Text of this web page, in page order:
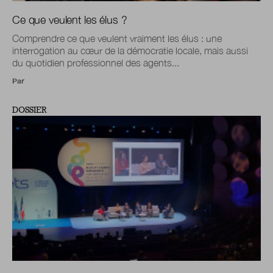
Ce que veulent les élus ?
Comprendre ce que veulent vraiment les élus : une
interrogation au cœur de la démocratie locale, mais aussi
du quotidien professionnel des agents...
Par
DOSSIER